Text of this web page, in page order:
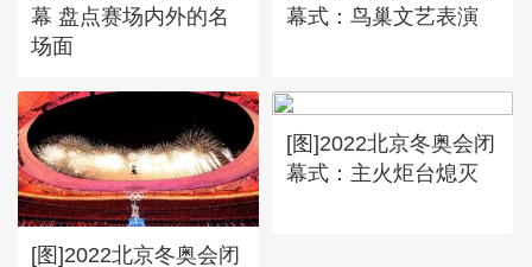
幕 盘点赛场内外的名
场面
幕式：鸟巢文艺表演
[图]2022北京冬奥会闭
[图]2022北京冬奥会闭
幕式：主火炬台熄灭